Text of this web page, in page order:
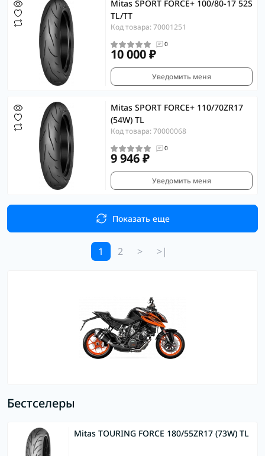
Mitas SPORT FORCE+ 100/80-17 52S
TL/TT
Код товара: 70001251
0
10 000 ₽
Уведомить меня
Mitas SPORT FORCE+ 110/70ZR17
(54W) TL
Код товара: 70000068
0
9 946 ₽
Уведомить меня
Показать еще
1 2 > >|
Бестселеры
Mitas TOURING FORCE 180/55ZR17 (73W) TL